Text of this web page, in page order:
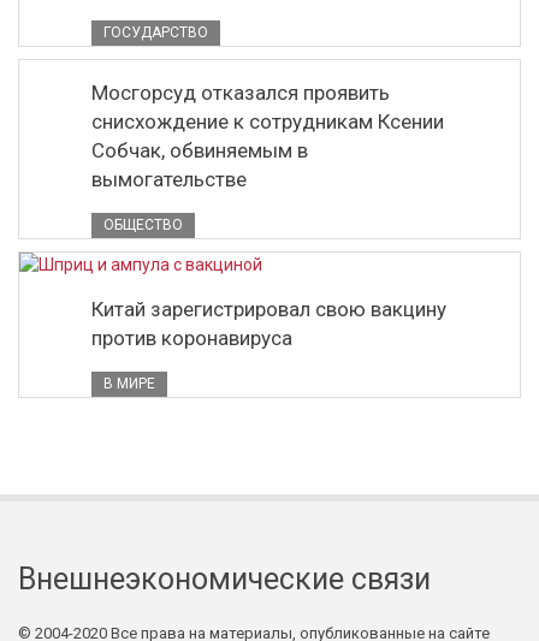
ГОСУДАРСТВО
Мосгорсуд отказался проявить
снисхождение к сотрудникам Ксении
Собчак, обвиняемым в
вымогательстве
ОБЩЕСТВО
Китай зарегистрировал свою вакцину
против коронавируса
В МИРЕ
Внешнеэкономические связи
© 2004-2020 Все права на материалы, опубликованные на сайте